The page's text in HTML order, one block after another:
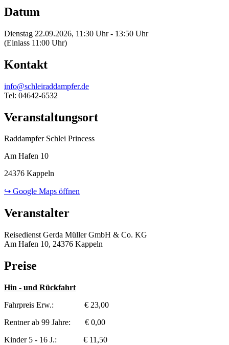
Datum
Dienstag 22.09.2026, 11:30 Uhr - 13:50 Uhr
(Einlass 11:00 Uhr)
Kontakt
info@schleiraddampfer.de
Tel: 04642-6532
Veranstaltungsort
Raddampfer Schlei Princess
Am Hafen 10
24376 Kappeln
↪ Google Maps öffnen
Veranstalter
Reisedienst Gerda Müller GmbH & Co. KG
Am Hafen 10, 24376 Kappeln
Preise
Hin - und Rückfahrt
Fahrpreis Erw.: € 23,00
Rentner ab 99 Jahre: € 0,00
Kinder 5 - 16 J.: € 11,50